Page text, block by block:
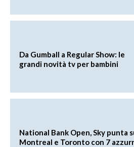
Da Gumball a Regular Show: le
grandi novità tv per bambini
National Bank Open, Sky punta
Montreal e Toronto con 7